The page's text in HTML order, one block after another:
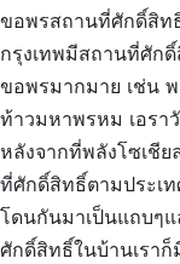
ขอพรสถานที่ศักดิ์สิท
กรุงเทพมีสถานที่ศัก
ขอพรมากมาย เช่น
ท้าวมหาพรหม เอรา
หลังจากที่พลังโซเชี
ที่ศักดิ์สิทธิ์ตามประเ
โดนกันมาเป็นแถบๆ
ศักดิ์สิทธิ์ในบ้านเรา